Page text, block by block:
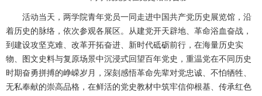
活动当天，两学院青年党员一同走进中国共产党历史展览馆，沿
着历史的脉络，依次参观各展区。从建党开天辟地、革命浴血奋战，
到建设攻坚克难、改革开拓奋进、新时代砥砺前行，在海量历史实
物、图文史料与复原场景中沉浸式回望百年党史，重温党在不同历史
时期奋勇拼搏的峥嵘岁月，深刻感悟革命先辈对党忠诚、不怕牺牲、
无私奉献的崇高品格，在鲜活的党史教材中筑牢信仰根基、传承红色